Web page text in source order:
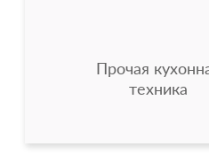
Прочая
техника